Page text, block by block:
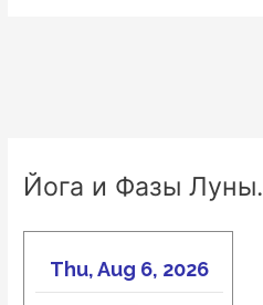
Йога и Фазы Луны.